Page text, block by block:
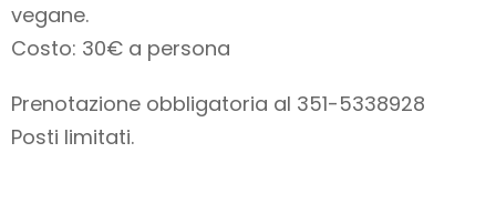
vegane.
Costo: 30€ a persona
Prenotazione obbligatoria al 351-5338928
Posti limitati.